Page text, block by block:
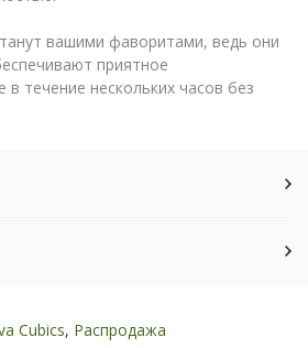
вашими фаворитами, ведь они
приятное
течение нескольких часов без
Cubics, Распродажа